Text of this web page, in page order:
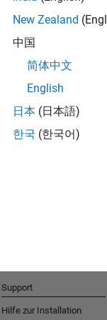
Network
personalisierte
und
New Zealand
中国
简体中文
English
日本 (日本語)
한국 (한국어)
Support
Hilfe zur Installation